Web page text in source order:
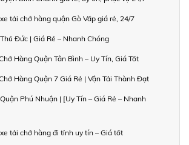
tải chở hàng quận Gò Vấp giá rẻ, 24/7
Đức | Giá Rẻ – Nhanh Chóng
Hàng Quận Tân Bình – Uy Tín, Giá Tốt
Hàng Quận 7 Giá Rẻ | Vận Tải Thành Đạt
Phú Nhuận | [Uy Tín – Giá Rẻ – Nhanh
tải chở hàng đi tỉnh uy tín – Giá tốt